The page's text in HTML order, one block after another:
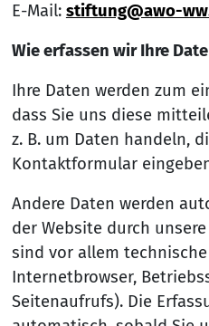
E-Mail: stiftung@awo-
Wie erfassen wir Ihre
Ihre Daten werden zum
dass Sie uns diese
z. B. um Daten handeln,
Kontaktformular
Andere Daten werden
der Website durch
sind vor allem technische
Internetbrowser,
Seitenaufrufs). Die